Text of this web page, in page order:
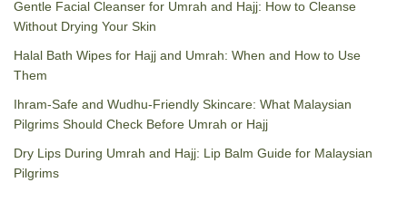
Gentle Facial Cleanser for Umrah and Hajj: How to Cleanse
Without Drying Your Skin
Halal Bath Wipes for Hajj and Umrah: When and How to Use
Them
Ihram-Safe and Wudhu-Friendly Skincare: What Malaysian
Pilgrims Should Check Before Umrah or Hajj
Dry Lips During Umrah and Hajj: Lip Balm Guide for Malaysian
Pilgrims